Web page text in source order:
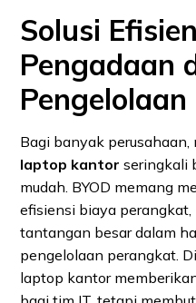
Solusi
Pengadaan
Bagi banyak
laptop kantor seringkali
mudah. BYOD memang
efisiensi biaya
tantangan besar dalam
pengelolaan perangkat.
laptop kantor